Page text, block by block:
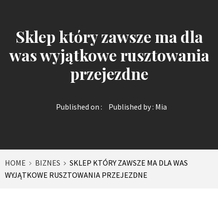
Sklep który zawsze ma dla
was wyjątkowe rusztowania
przejezdne
Published on : Published by : Mia
HOME BIZNES
SKLEP KTÓRY ZAWSZE MA DLA WAS
WYJĄTKOWE RUSZTOWANIA PRZEJEZDNE